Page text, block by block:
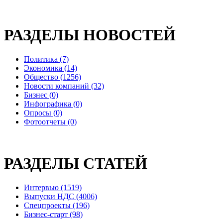
РАЗДЕЛЫ НОВОСТЕЙ
Политика (7)
Экономика (14)
Общество (1256)
Новости компаний (32)
Бизнес (0)
Инфографика (0)
Опросы (0)
Фотоотчеты (0)
РАЗДЕЛЫ СТАТЕЙ
Интервью (1519)
Выпуски НДС (4006)
Спецпроекты (196)
Бизнес-старт (98)